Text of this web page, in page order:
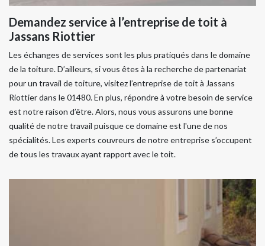
Demandez service à l’entreprise de toit à
Jassans Riottier
Les échanges de services sont les plus pratiqués dans le domaine
de la toiture. D’ailleurs, si vous êtes à la recherche de partenariat
pour un travail de toiture, visitez l’entreprise de toit à Jassans
Riottier dans le 01480. En plus, répondre à votre besoin de service
est notre raison d’être. Alors, nous vous assurons une bonne
qualité de notre travail puisque ce domaine est l'une de nos
spécialités. Les experts couvreurs de notre entreprise s’occupent
de tous les travaux ayant rapport avec le toit.